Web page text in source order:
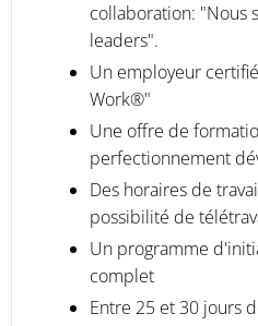
collaboration: "Nous
leaders".
Un employeur
Work®"
Une offre de
perfectionnement
Des horaires de
possibilité de
Un programme
complet
Entre 25 et 30 jours